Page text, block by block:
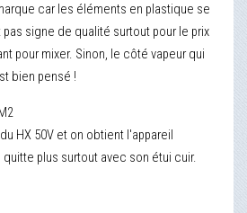
car les éléments en plastique se
signe de qualité surtout pour le prix
pour mixer. Sinon, le côté vapeur qui
bien pensé !
HX 50V et on obtient l'appareil
plus surtout avec son étui cuir.